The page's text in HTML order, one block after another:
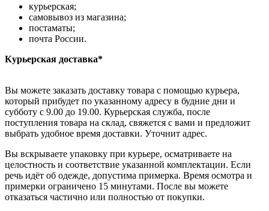
курьерская;
самовывоз из магазина;
постаматы;
почта России.
Курьерская доставка*
Вы можете заказать доставку товара с помощью курьера,
который прибудет по указанному адресу в будние дни и
субботу с 9.00 до 19.00. Курьерская служба, после
поступления товара на склад, свяжется с вами и предложит
выбрать удобное время доставки. Уточнит адрес.
Вы вскрываете упаковку при курьере, осматриваете на
целостность и соответствие указанной комплектации. Если
речь идёт об одежде, допустима примерка. Время осмотра и
примерки ограничено 15 минутами. После вы можете
отказаться частично или полностью от покупки.